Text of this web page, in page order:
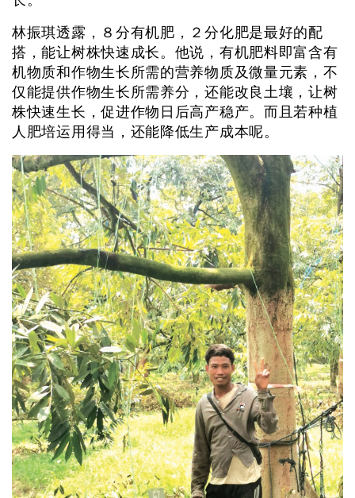
林振琪透露，８分有机肥，２分化肥是最好的配
搭，能让树株快速成长。他说，有机肥料即富含有
机物质和作物生长所需的营养物质及微量元素，不
仅能提供作物生长所需养分，还能改良土壤，让树
株快速生长，促进作物日后高产稳产。而且若种植
人肥培运用得当，还能降低生产成本呢。